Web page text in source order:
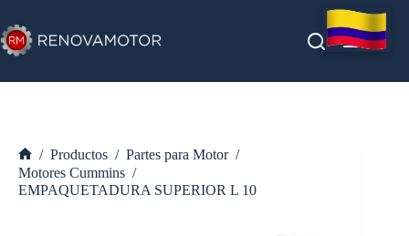
al
contenido
Inicio
/ Productos / Partes para Motor /
Motores Cummins /
EMPAQUETADURA SUPERIOR L 10